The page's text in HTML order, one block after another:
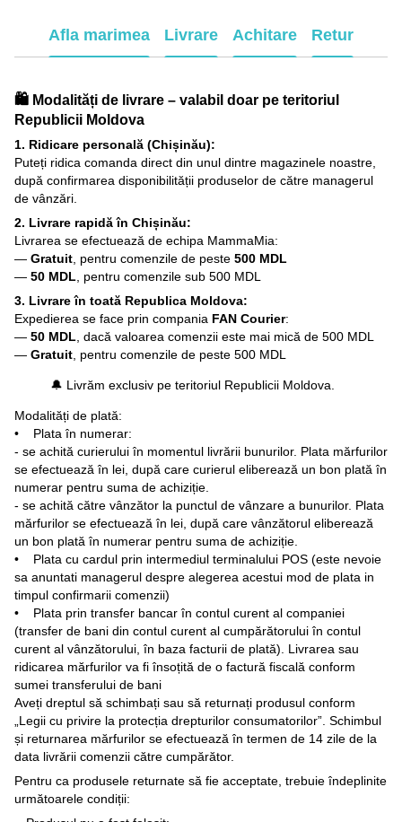
Afla marimea Livrare Achitare Retur
🛍️ Modalități de livrare – valabil doar pe teritoriul
Republicii Moldova
1. Ridicare personală (Chișinău):
Puteți ridica comanda direct din unul dintre magazinele noastre,
după confirmarea disponibilității produselor de către managerul
de vânzări.
2. Livrare rapidă în Chișinău:
Livrarea se efectuează de echipa MammaMia:
— Gratuit , pentru comenzile de peste 500 MDL
— 50 MDL , pentru comenzile sub 500 MDL
3. Livrare în toată Republica Moldova:
Expedierea se face prin compania FAN Courier:
— 50 MDL , dacă valoarea comenzii este mai mică de 500 MDL
— Gratuit , pentru comenzile de peste 500 MDL
🔔 Livrăm exclusiv pe teritoriul Republicii Moldova.
Modalități de plată:
• Plata în numerar:
- se achită curierului în momentul livrării bunurilor. Plata mărfurilor
se efectuează în lei, după care curierul eliberează un bon plată în
numerar pentru suma de achiziție.
- se achită către vânzător la punctul de vânzare a bunurilor. Plata
mărfurilor se efectuează în lei, după care vânzătorul eliberează
un bon plată în numerar pentru suma de achiziție.
• Plata cu cardul prin intermediul terminalului POS (este nevoie
sa anuntati managerul despre alegerea acestui mod de plata in
timpul confirmarii comenzii)
• Plata prin transfer bancar în contul curent al companiei
(transfer de bani din contul curent al cumpărătorului în contul
curent al vânzătorului, în baza facturii de plată). Livrarea sau
ridicarea mărfurilor va fi însoțită de o factură fiscală conform
sumei transferului de bani
Aveți dreptul să schimbați sau să returnați produsul conform
„Legii cu privire la protecția drepturilor consumatorilor”. Schimbul
și returnarea mărfurilor se efectuează în termen de 14 zile de la
data livrării comenzii către cumpărător.
Pentru ca produsele returnate să fie acceptate, trebuie îndeplinite
următoarele condiții: